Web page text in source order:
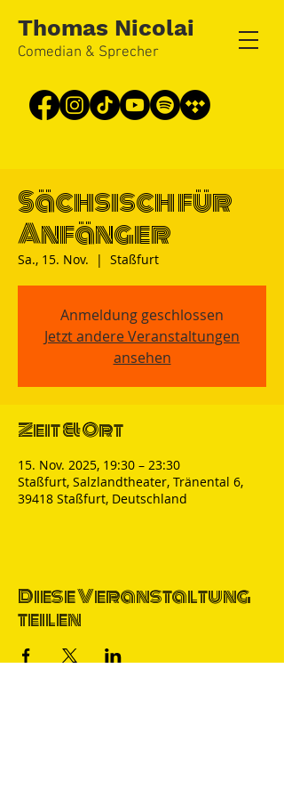
Thomas Nicolai
Comedian & Sprecher
Sächsisch für
Anfänger
Sa., 15. Nov.
  |
Staßfurt
Anmeldung geschlossen
Jetzt andere Veranstaltungen
ansehen
Zeit & Ort
15. Nov. 2025, 19:30 – 23:30
Staßfurt, Salzlandtheater, Tränental 6,
39418 Staßfurt, Deutschland
Diese Veranstaltung
teilen